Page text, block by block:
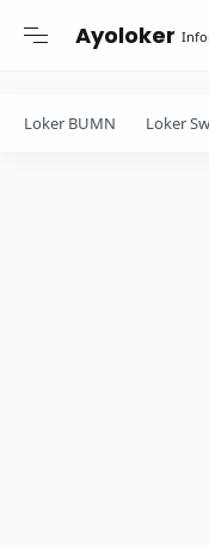
Ayoloker
Loker BUMN Loker